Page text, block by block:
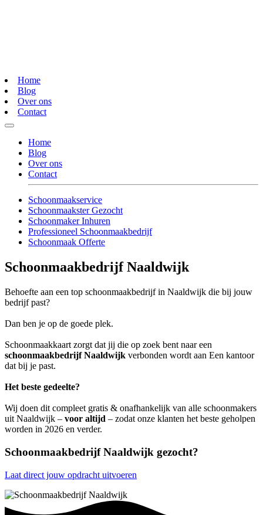
Home
Blog
Over ons
Contact
Home
Blog
Over ons
Contact
Schoonmaakservice
Schoonmaakster Gezocht
Schoonmaker Inhuren
Professioneel Schoonmaakbedrijf
Schoonmaak Offerte
Schoonmaakbedrijf Naaldwijk
Behoefte aan een top schoonmaakbedrijf in Naaldwijk die bij jouw
bedrijf past?
Dan ben je op de goede plek.
Schoonmaakkaart zorgt dat jij die op zoek bent naar een
schoonmaakbedrijf Naaldwijk verbonden wordt aan Een kantoor
dat bij je past.
Het beste gedeelte?
Wij doen dit compleet gratis & onafhankelijk van alle schoonmakers
uit Naaldwijk – voor altijd – zodat onze klanten het beste geholpen
worden in 2026 en verder.
Schoonmaakbedrijf Naaldwijk gezocht?
Laat direct jouw opdracht uitvoeren